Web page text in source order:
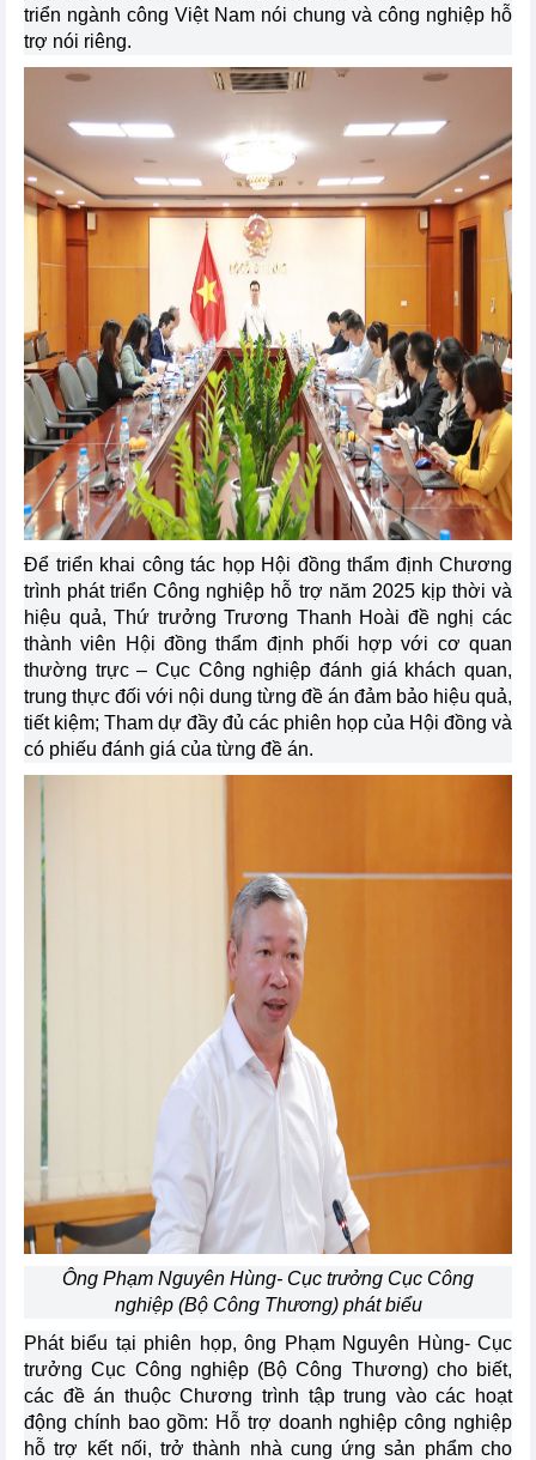
triển ngành công Việt Nam nói chung và công nghiệp hỗ
trợ nói riêng.
Để triển khai công tác họp Hội đồng thẩm định Chương
trình phát triển Công nghiệp hỗ trợ năm 2025 kịp thời và
hiệu quả, Thứ trưởng Trương Thanh Hoài đề nghị các
thành viên Hội đồng thẩm định phối hợp với cơ quan
thường trực – Cục Công nghiệp đánh giá khách quan,
trung thực đối với nội dung từng đề án đảm bảo hiệu quả,
tiết kiệm; Tham dự đầy đủ các phiên họp của Hội đồng và
có phiếu đánh giá của từng đề án.
Ông Phạm Nguyên Hùng- Cục trưởng Cục Công
nghiệp (Bộ Công Thương) phát biểu
Phát biểu tại phiên họp, ông Phạm Nguyên Hùng- Cục
trưởng Cục Công nghiệp (Bộ Công Thương) cho biết,
các đề án thuộc Chương trình tập trung vào các hoạt
động chính bao gồm: Hỗ trợ doanh nghiệp công nghiệp
hỗ trợ kết nối, trở thành nhà cung ứng sản phẩm cho